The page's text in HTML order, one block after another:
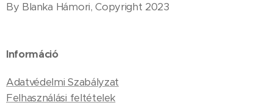
By Blanka Hámori, Copyright 2023
Információ
Adatvédelmi Szabályzat
Felhasználási feltételek